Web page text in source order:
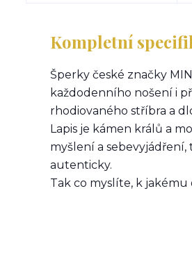
Kompletní
Šperky české značky
každodenního nošení i
rhodiovaného stříbra a
Lapis je kámen králů a
myšlení a
autenticky.
Tak co myslíte, k